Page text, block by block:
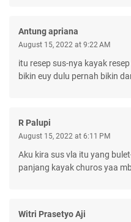
Antung apriana
August 15, 2022 at 9:22 AM
itu resep sus-nya kayak
bikin euy dulu pernah bikin
R Palupi
August 15, 2022 at 6:11 PM
Aku kira sus vla itu yang
panjang kayak churos yaa
Witri Prasetyo Aji